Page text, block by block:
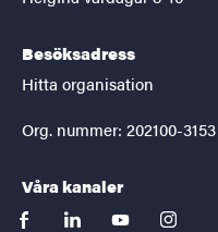
Besöksadress
Hitta organisation
Org. nummer: 202100-3153
Våra kanaler